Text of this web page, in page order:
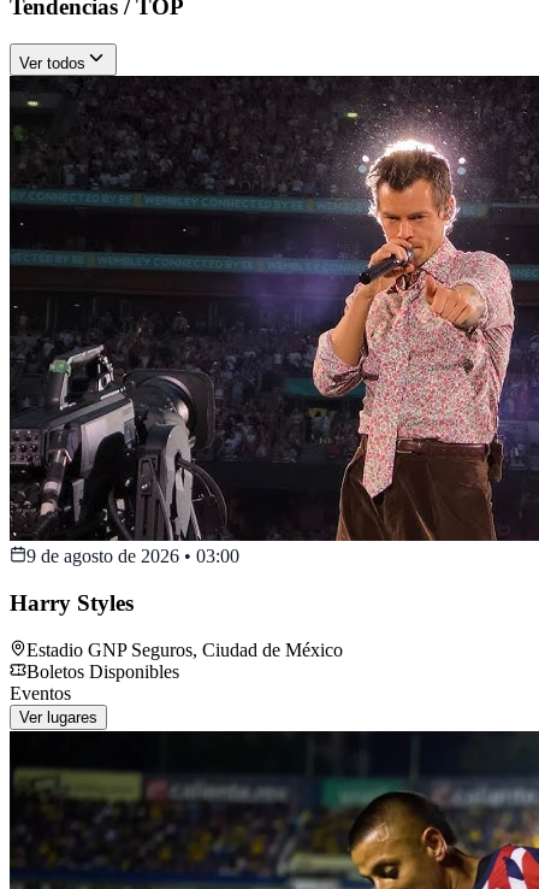
Tendencias / TOP
Ver todos
9 de agosto de 2026 • 03:00
Harry Styles
Estadio GNP Seguros, Ciudad de México
Boletos Disponibles
Eventos
Ver lugares